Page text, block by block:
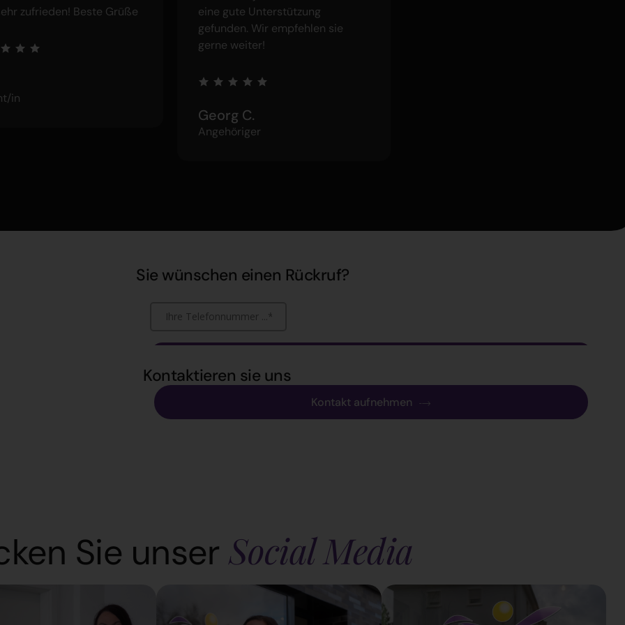
zufrieden! Beste Grüße
in
eine gute Unterstützung
gefunden. Wir empfehlen sie
gerne weiter!
Georg C.
Angehöriger
Sie wünschen einen Rückruf?
Kontaktieren sie uns
Kontakt aufnehmen
Sie unserSocial Media